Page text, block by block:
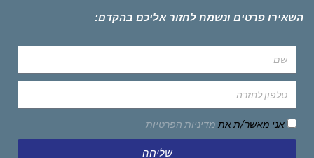
השאירו פרטים ונשמח לחזור אליכם בהקדם:
אני מאשר/ת את מדיניות הפרטיות
שליחה